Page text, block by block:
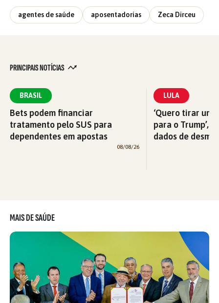
agentes de saúde aposentadorias Zeca Dirceu
PRINCIPAIS NOTÍCIAS
BRASIL
Bets podem financiar
tratamento pelo SUS para
dependentes em apostas
08/08/26
LULA
‘Quero tirar
para o Trump’,
dados de
MAIS DE SAÚDE